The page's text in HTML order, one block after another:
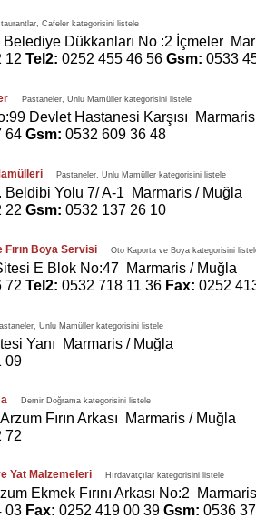
Cafeler kategorisini listele
Dükkanları No :2 İçmeler
12 Tel2: 0252 455 46 56 Gsm: 0533
Pastaneler, Unlu Mamüller kategorisini listele
Devlet Hastanesi Karşısı
64 Gsm: 0532 609 36 48
Pastaneler, Unlu Mamüller kategorisini listele
Beldibi Yolu 7/ A-1 Marmaris / Muğla
22 Gsm: 0532 137 26 10
Boya Servisi Oto Kaporta ve Boya kategorisini
E Blok No:47 Marmaris / Muğla
72 Tel2: 0532 718 11 36 Fax: 0252
Unlu Mamüller kategorisini listele
Yanı Marmaris / Muğla
09
Demir Doğrama kategorisini listele
Fırın Arkası Marmaris / Muğla
72
Yat Malzemeleri Hırdavatçılar kategorisini listele
Ekmek Fırını Arkası No:2
03 Fax: 0252 419 00 39 Gsm: 0536